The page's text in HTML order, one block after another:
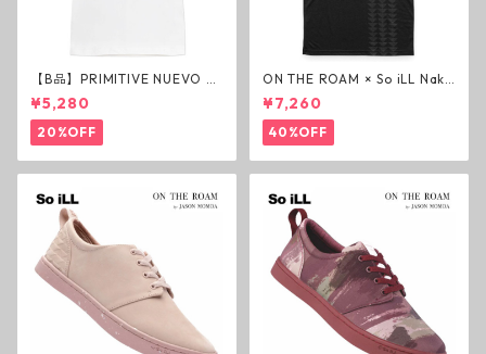
【B品】PRIMITIVE NUEVO SC
RIPT HW TEE WHITE ヘビー
ウェイトTシャツ ホワイト プ
リミティブ
¥5,280
20%OFF
ON THE ROAM × So iLL Nako
a Tee Tシャツ ウルフブラック
オンザローム ジェイソンモモ
ア OTR ビンテージ加工
¥7,260
40%OFF